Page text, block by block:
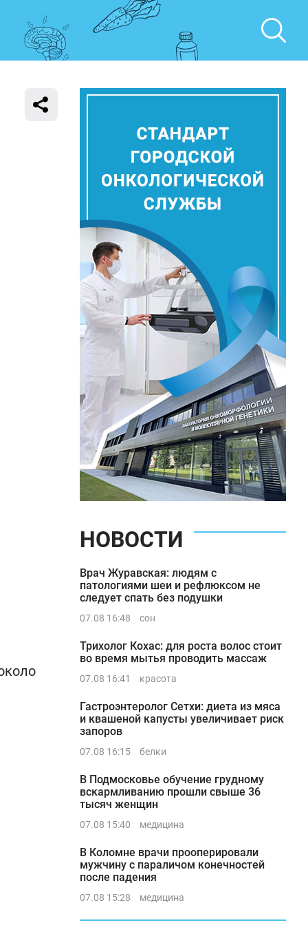
НОВОСТИ
Врач Журавская: людям с
патологиями шеи и рефлюксом не
следует спать без подушки
07.08 16:48 сон
Трихолог Кохас: для роста волос стоит
во время мытья проводить массаж
07.08 16:41 красота
Гастроэнтеролог Сетхи: диета из мяса
и квашеной капусты увеличивает риск
запоров
07.08 16:15 белки
В Подмосковье обучение грудному
вскармливанию прошли свыше 36
тысяч женщин
07.08 15:40 медицина
В Коломне врачи прооперировали
мужчину с параличом конечностей
после падения
07.08 15:28 медицина